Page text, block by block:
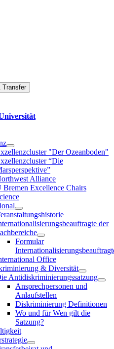
Transfer
"Der Ozeanboden"
“Die
Alliance
Bremen Excellence Chairs
der
Formular
Office
& Diversität
Antidiskriminierungssatzung
Ansprechpersonen und
Anlaufstellen
Diskriminierung Definitionen
Wo und für Wen gilt die
Satzung?